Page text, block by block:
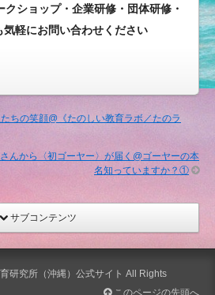
ショップ・企業研修・団体研修・
軽にお問い合わせください
ちの笑顔@《たのしい教育ラボ／たのラ
んから〈初ゴーヤー〉が届く@ゴーヤーの本
名知っていますか？①
サブコンテンツ
研究所（沖縄）公式サイト All Rights
このページの先頭へ